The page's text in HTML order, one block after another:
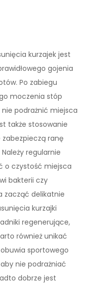
kurzajek jest
gojenia
Po zabiegu
moczenia stóp
podrażnić miejsca
także stosowanie
ranę
regularnie
o czystość miejsca
bakterii czy
zacząć delikatnie
kurzajki
regenerujące,
również unikać
sportowego
nie podrażniać
dobrze jest